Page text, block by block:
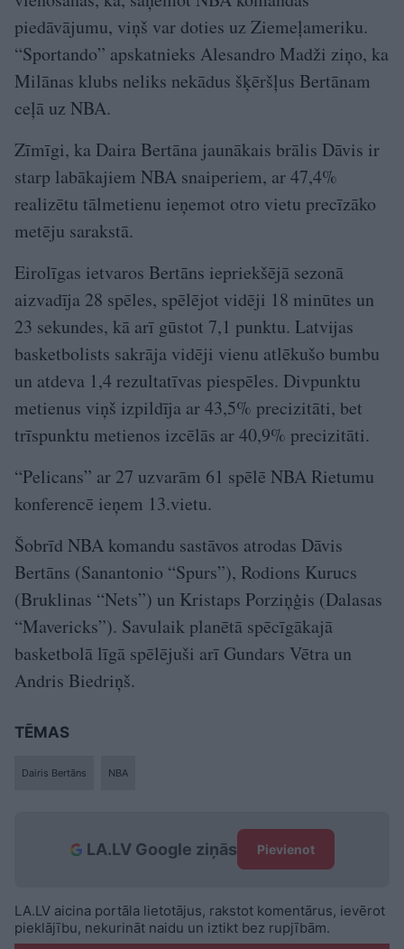
piedāvājumu, viņš var doties uz Ziemeļameriku.
“Sportando” apskatnieks Alesandro Madži ziņo, ka
Milānas klubs neliks nekādus šķēršļus Bertānam
ceļā uz NBA.
Zīmīgi, ka Daira Bertāna jaunākais brālis Dāvis ir
starp labākajiem NBA snaiperiem, ar 47,4%
realizētu tālmetienu ieņemot otro vietu precīzāko
metēju sarakstā.
Eirolīgas ietvaros Bertāns iepriekšējā sezonā
aizvadīja 28 spēles, spēlējot vidēji 18 minūtes un
23 sekundes, kā arī gūstot 7,1 punktu. Latvijas
basketbolists sakrāja vidēji vienu atlēkušo bumbu
un atdeva 1,4 rezultatīvas piespēles. Divpunktu
metienus viņš izpildīja ar 43,5% precizitāti, bet
trīspunktu metienos izcēlās ar 40,9% precizitāti.
“Pelicans” ar 27 uzvarām 61 spēlē NBA Rietumu
konferencē ieņem 13.vietu.
Šobrīd NBA komandu sastāvos atrodas Dāvis
Bertāns (Sanantonio “Spurs”), Rodions Kurucs
(Bruklinas “Nets”) un Kristaps Porziņģis (Dalasas
“Mavericks”). Savulaik planētā spēcīgākajā
basketbolā līgā spēlējuši arī Gundars Vētra un
Andris Biedriņš.
TĒMAS
Dairis Bertāns NBA
LA.LV Google ziņās Pievienot
LA.LV aicina portāla lietotājus, rakstot komentārus, ievērot
pieklājību, nekurināt naidu un iztikt bez rupjībām.